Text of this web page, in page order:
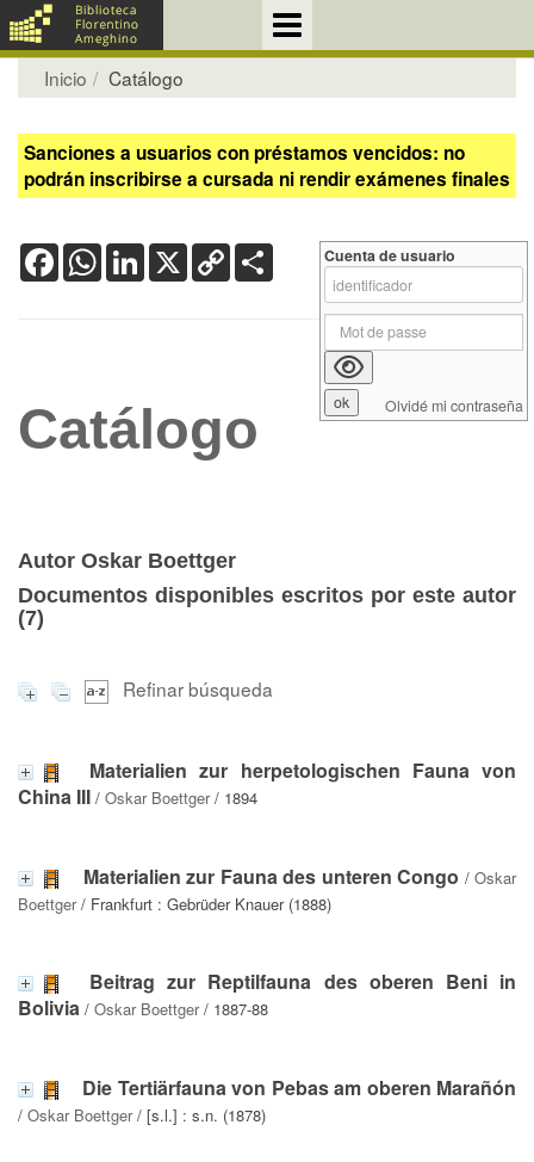
Inicio Catálogo
Sanciones a usuarios con préstamos vencidos: no
podrán inscribirse a cursada ni rendir exámenes finales
FacebookWhatsApp
LinkedIn
X Copy
Link
Catálogo
Autor Oskar Boettger
Documentos disponibles escritos por este autor
(7)
Refinar búsqueda
Materialien zur herpetologischen Fauna von
China III / Oskar Boettger/ 1894
Materialien zur Fauna des unteren Congo / Oskar
Boettger/ Frankfurt : Gebrüder Knauer (1888)
Beitrag zur Reptilfauna des oberen Beni in
Bolivia / Oskar Boettger/ 1887-88
Die Tertiärfauna von Pebas am oberen Marañón
/ Oskar Boettger/ [s.l.] : s.n. (1878)
Cuenta de usuario
Olvidé mi contraseña